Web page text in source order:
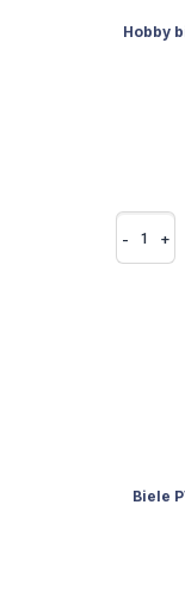
Hobby
- +
Biele